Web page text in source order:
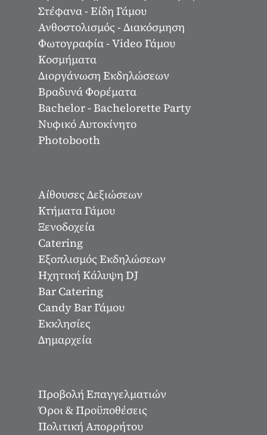
Στέφανα - Είδη Γάμου
Ανθοστολισμός - Διακόσμηση
Φωτογραφία - Video Γάμου
Κοσμήματα
Διοργάνωση Εκδηλώσεων
Βραδυνά Φορέματα
Bachelor - Bachelorette Party
Νυφικό Αυτοκίνητο
Photobooth
Αίθουσες Δεξιώσεων
Κτήματα Γάμου
Ξενοδοχεία
Catering
Εξοπλισμός Εκδηλώσεων
Ηχητική Κάλυψη DJ
Bar Catering
Candy Bar Γάμου
Εκκλησίες
Δημαρχεία
Προβολή Επαγγελματιών
Όροι & Προϋποθέσεις
Πολιτική Απορρήτου